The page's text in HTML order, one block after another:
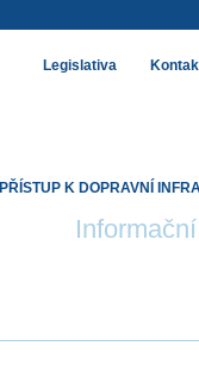
PŘÍSTUP K DOPRAVNÍ
Legislativa